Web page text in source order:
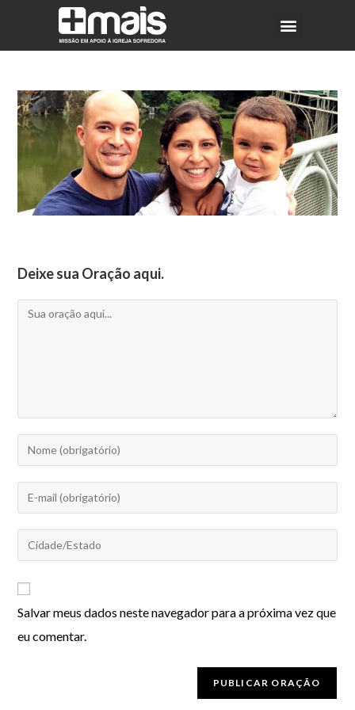
Deixe sua Oração aqui.
Salvar meus dados neste navegador para a próxima vez que
eu comentar.